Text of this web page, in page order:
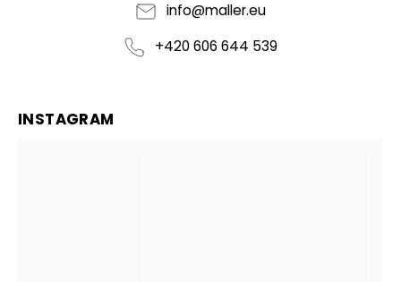
info@maller.eu
+420 606 644 539
INSTAGRAM